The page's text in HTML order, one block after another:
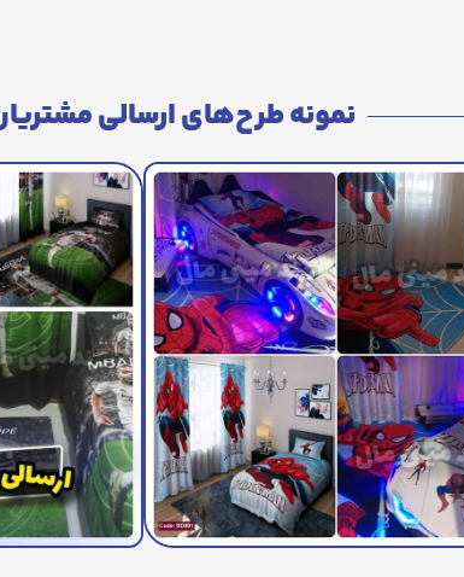
نمونه طرح‌های ارسالی